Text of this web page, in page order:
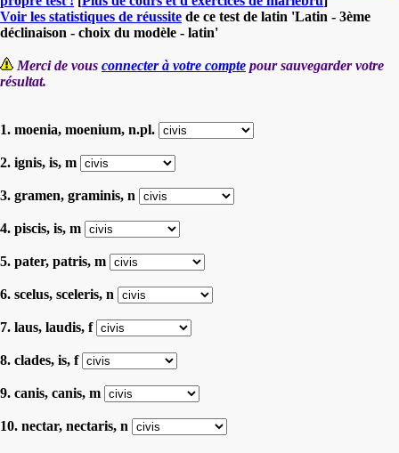
Voir les statistiques de réussite de ce test de latin 'Latin - 3ème
déclinaison - choix du modèle - latin'
Merci de vous connecter à votre compte pour sauvegarder votre
résultat.
1. moenia, moenium, n.pl.
2. ignis, is, m
3. gramen, graminis, n
4. piscis, is, m
5. pater, patris, m
6. scelus, sceleris, n
7. laus, laudis, f
8. clades, is, f
9. canis, canis, m
10. nectar, nectaris, n